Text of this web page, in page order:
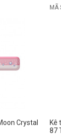
Crystal
MÃ
Kê
87